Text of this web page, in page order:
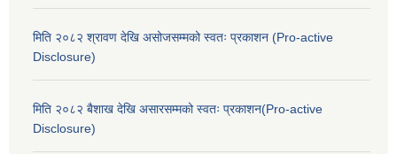
मिति २०८२ श्रावण देखि असोजसम्मको स्वतः प्रकाशन (Pro-active
Disclosure)
मिति २०८२ बैशाख देखि असारसम्मको स्वतः प्रकाशन(Pro-active
Disclosure)